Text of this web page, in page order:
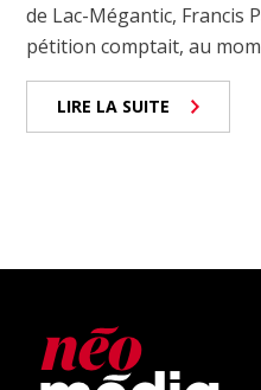
de Lac-Mégantic, Francis
pétition comptait, au
LIRE LA SUITE